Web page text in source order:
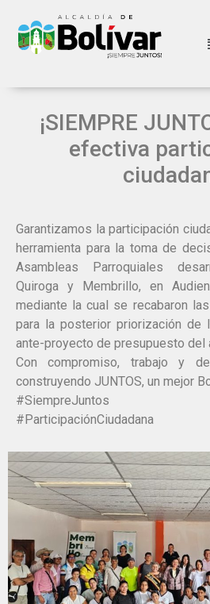
¡SIEMPRE
efectiva
Garantizamos la participación
herramienta para la toma de
Asambleas Parroquiales
Quiroga y Membrillo, en
mediante la cual se recabaron
para la posterior priorización de
ante-proyecto de presupuesto del
Con compromiso, trabajo y
construyendo JUNTOS, un mejor
#SiempreJuntos
#ParticipaciónCiudadana